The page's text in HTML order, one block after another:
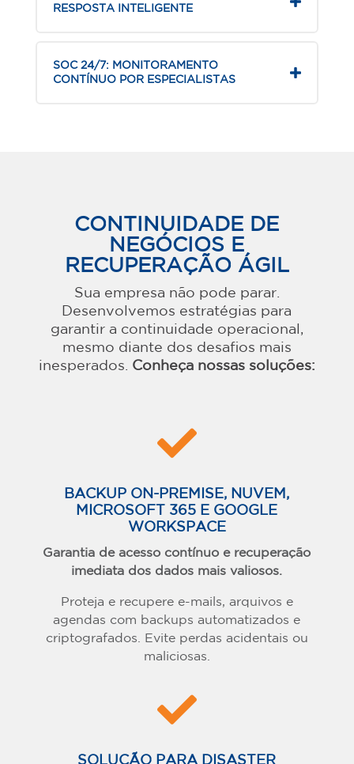
RESPOSTA INTELIGENTE
SOC 24/7: MONITORAMENTO
CONTÍNUO POR ESPECIALISTAS
CONTINUIDADE DE
NEGÓCIOS E
RECUPERAÇÃO ÁGIL
Sua empresa não pode parar.
Desenvolvemos estratégias para
garantir a continuidade operacional,
mesmo diante dos desafios mais
inesperados. Conheça nossas soluções:

BACKUP ON-PREMISE, NUVEM,
MICROSOFT 365 E GOOGLE
WORKSPACE
Garantia de acesso contínuo e recuperação
imediata dos dados mais valiosos.
Proteja e recupere e-mails, arquivos e
agendas com backups automatizados e
criptografados. Evite perdas acidentais ou
maliciosas.

SOLUÇÃO PARA DISASTER